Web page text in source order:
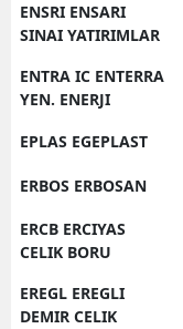
ENSRI ENSARI
SINAI YATIRIMLAR
ENTRA IC ENTERRA
YEN. ENERJI
EPLAS EGEPLAST
ERBOS ERBOSAN
ERCB ERCIYAS
CELIK BORU
EREGL EREGLI
DEMIR CELIK